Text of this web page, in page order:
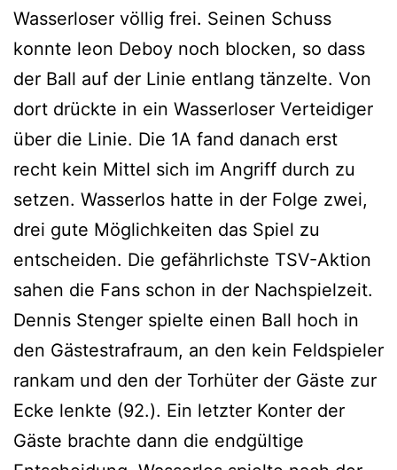
Wasserloser völlig frei. Seinen Schuss
konnte leon Deboy noch blocken, so dass
der Ball auf der Linie entlang tänzelte. Von
dort drückte in ein Wasserloser Verteidiger
über die Linie. Die 1A fand danach erst
recht kein Mittel sich im Angriff durch zu
setzen. Wasserlos hatte in der Folge zwei,
drei gute Möglichkeiten das Spiel zu
entscheiden. Die gefährlichste TSV-Aktion
sahen die Fans schon in der Nachspielzeit.
Dennis Stenger spielte einen Ball hoch in
den Gästestrafraum, an den kein Feldspieler
rankam und den der Torhüter der Gäste zur
Ecke lenkte (92.). Ein letzter Konter der
Gäste brachte dann die endgültige